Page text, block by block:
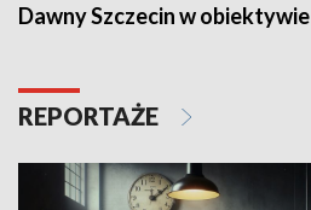
Dawny Szczecin w obiektywie
REPORTAŻE